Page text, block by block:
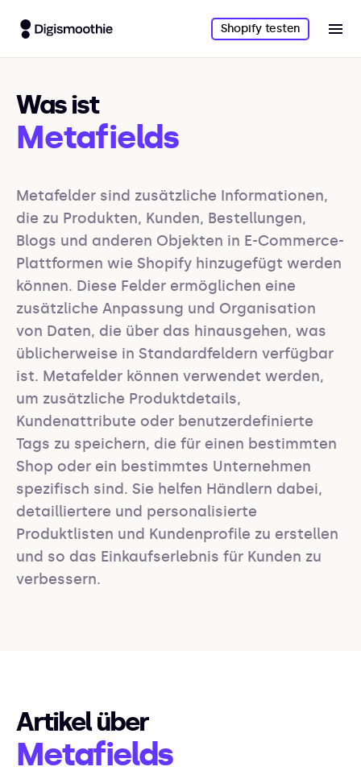
Shopify testen
Was ist
Metafields
Metafelder sind zusätzliche Informationen,
die zu Produkten, Kunden, Bestellungen,
Blogs und anderen Objekten in E-Commerce-
Plattformen wie Shopify hinzugefügt werden
können. Diese Felder ermöglichen eine
zusätzliche Anpassung und Organisation
von Daten, die über das hinausgehen, was
üblicherweise in Standardfeldern verfügbar
ist. Metafelder können verwendet werden,
um zusätzliche Produktdetails,
Kundenattribute oder benutzerdefinierte
Tags zu speichern, die für einen bestimmten
Shop oder ein bestimmtes Unternehmen
spezifisch sind. Sie helfen Händlern dabei,
detailliertere und personalisierte
Produktlisten und Kundenprofile zu erstellen
und so das Einkaufserlebnis für Kunden zu
verbessern.
Artikel über
Metafields